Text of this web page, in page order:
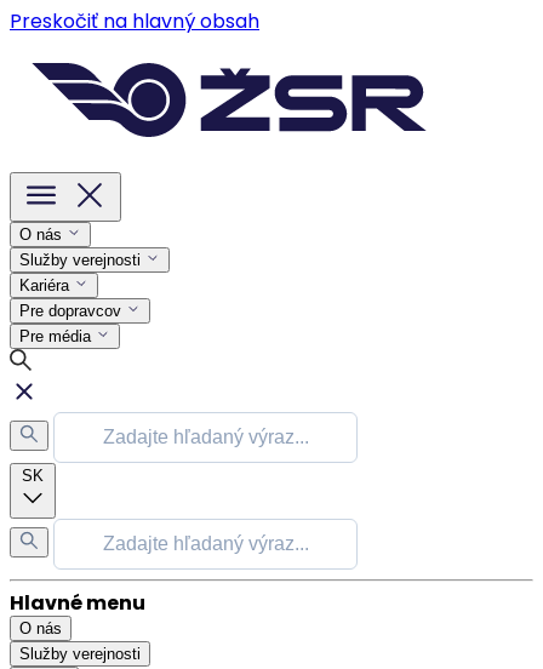
Preskočiť na hlavný obsah
O nás
Služby verejnosti
Kariéra
Pre dopravcov
Pre média
SK
Hlavné menu
O nás
Služby verejnosti